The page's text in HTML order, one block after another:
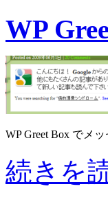
WP
WP Greet Box でメ
続きを